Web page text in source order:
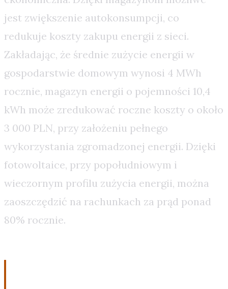
jest zwiększenie autokonsumpcji, co
redukuje koszty zakupu energii z sieci.
Zakładając, że średnie zużycie energii w
gospodarstwie domowym wynosi 4 MWh
rocznie, magazyn energii o pojemności 10,4
kWh może zredukować roczne koszty o około
3 000 PLN, przy założeniu pełnego
wykorzystania zgromadzonej energii. Dzięki
fotowoltaice, przy popołudniowym i
wieczornym profilu zużycia energii, można
zaoszczędzić na rachunkach za prąd ponad
80% rocznie.